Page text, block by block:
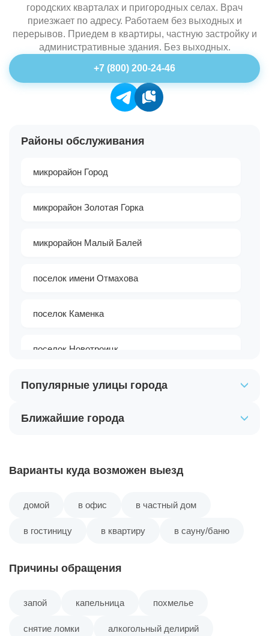
городских кварталах и пригородных селах. Врач
приезжает по адресу. Работаем без выходных и
перерывов. Приедем в квартиры, частную застройку и
административные здания. Без выходных.
+7 (800) 200-24-46
Районы обслуживания
микрорайон Город
микрорайон Золотая Горка
микрорайон Малый Балей
поселок имени Отмахова
поселок Каменка
поселок Новотроицк
поселок Подхоз
поселок Тасеево
Популярные улицы города
Ближайшие города
Варианты куда возможен выезд
домой в офис в частный дом
в гостиницу в квартиру в сауну/баню
Причины обращения
запой капельница похмелье
снятие ломки алкогольный делирий